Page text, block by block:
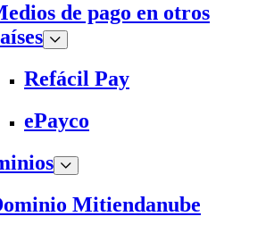
de pago en otros
Refácil Pay
ePayco
Mitiendanube